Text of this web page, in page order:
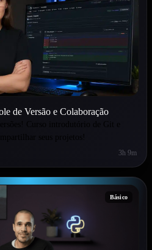
de Versão e Colaboração
Curso introdutório de Git e
3h 9m
Básico